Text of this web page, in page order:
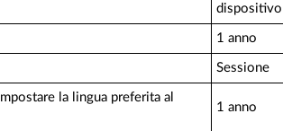
1 anno
Sessione
la lingua preferita al
1 anno